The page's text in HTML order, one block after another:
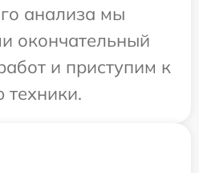
анализа мы
окончательный
и приступим к
техники.